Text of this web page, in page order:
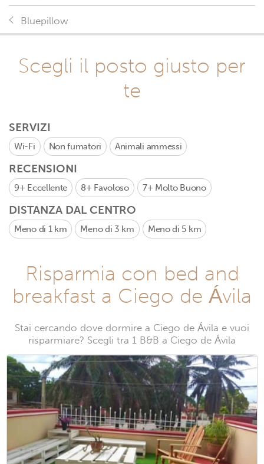
Bluepillow
Scegli il posto giusto per
te
SERVIZI
Wi-Fi Non fumatori Animali ammessi
RECENSIONI
9+ Eccellente 8+ Favoloso 7+ Molto Buono
DISTANZA DAL CENTRO
Meno di 1 km Meno di 3 km Meno di 5 km
Risparmia con bed and
breakfast a Ciego de Ávila
Stai cercando dove dormire a Ciego de Ávila e vuoi
risparmiare? Scegli tra 1 B&B a Ciego de Ávila